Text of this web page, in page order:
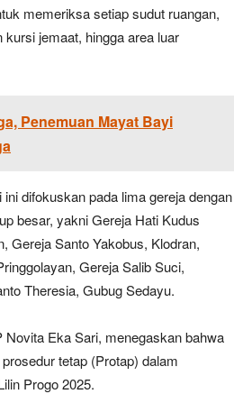
memeriksa setiap sudut ruangan,
kursi jemaat, hingga area luar
Penemuan Mayat Bayi
difokuskan pada lima gereja dengan
besar, yakni Gereja Hati Kudus
Gereja Santo Yakobus, Klodran,
Gereja Salib Suci,
Theresia, Gubug Sedayu.
Novita Eka Sari, menegaskan bahwa
tetap (Protap) dalam
Progo 2025.